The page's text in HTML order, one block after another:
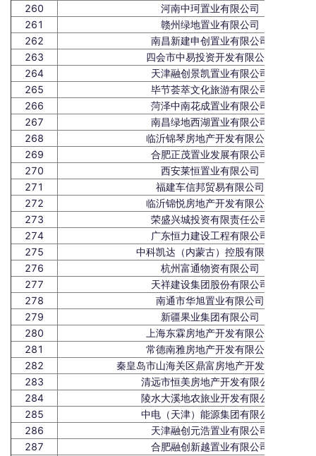
260
河南中珂置业有限公司
261
赣州绿地置业有限公司
262
南昌新建申创置业有限公司
263
四会市中易投资开发有限公司
264
天津融创景凯置业有限公司
265
毕节荟萃文化旅游有限公司
266
菏泽中南花成置业有限公司
267
南昌绿地西湖置业有限公司
268
临沂锦琴房地产开发有限公司
269
合肥正茂置业发展有限公司
270
西安莱恒置业有限公司
271
福建车信邦贸易有限公司
272
临沂锦悦房地产开发有限公司
273
荣盛兴城投资有限责任公司
274
广东恒力建设工程有限公司
275
中科凯达（内蒙古）控股有限公司
276
杭州富通物资有限公司
277
天祥建设集团股份有限公司
278
南通市华旭置业有限公司
279
新疆果业集团有限公司
280
上海东霖房地产开发有限公司
281
常德南雅房地产开发有限公司
282
秦皇岛市山海关区鼎富房地产开发有限公司
283
清远市恒美房地产开发有限公司
284
陵水大溪地农旅业开发有限公司
285
中电（天津）能源集团有限公司
286
天津融创元浩置业有限公司
287
合肥融创新越置业有限公司